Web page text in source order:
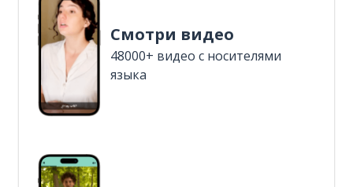
Смотри видео
48000+ видео с носителями
языка